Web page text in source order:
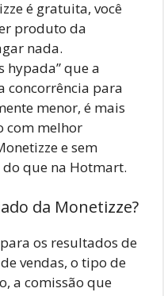
é gratuita, você
produto da
nada.
hypada” que a
concorrência para
menor, é mais
com melhor
e sem
que na Hotmart.
da Monetizze?
os resultados de
vendas, o tipo de
a comissão que